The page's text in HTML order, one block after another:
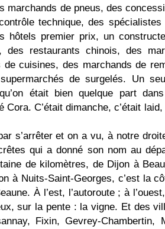
marchands de pneus, des
technique, des
hôtels premier prix, un
des restaurants chinois, des
de cuisines, des marchands de
de surgelés. Un
qu’on était bien quelque part
Cora. C’était dimanche, c’était
s’arrêter et on a vu, à notre
qui a donné son nom au
de kilomètres, de Dijon à
à Nuits-Saint-Georges, c’est la
À l’est, l’autoroute ; à
sur la pente : la vigne. Et des
Fixin, Gevrey-Chambertin,